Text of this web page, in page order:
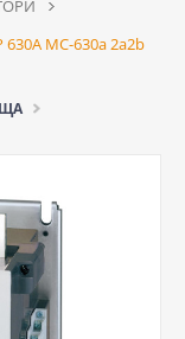
MC-630a 2a2b